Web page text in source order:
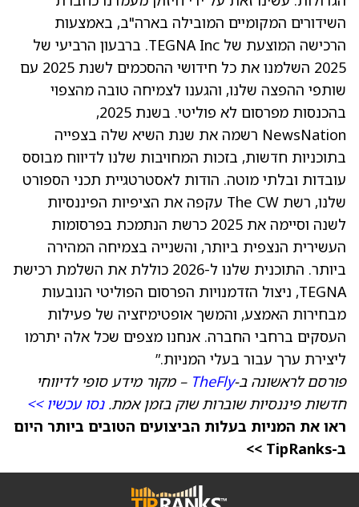
השידורים המקומיים המובילה בארה"ב, באמצעות
הרכישה המוצעת של TEGNA Inc. ברבעון הרביעי של
2025 השלמנו את כל חידושי ההסכמים לשנת 2025 עם
שותפי ההפצה שלנו, והגענו לצמיחה טובה מהצפוי
בהכנסות מפרסום לא פוליטי. בשנת 2025,
NewsNation רשמה את שנת השיא שלה בצפייה
בתוכניות חדשות, בזכות המחויבות שלנו לדיווח מבוסס
עובדות ובלתי מוטה. הודות לאסטרטגיית תכני הספורט
שלנו, רשת The CW עקפה את הציפיות הפיננסיות
לשנה וסיימה את 2025 כרשת הנתמכת בפרסומות
העשירית הנצפית ביותר, והשנייה בצמיחה המהירה
ביותר. התוכנית שלנו ל-2026 כוללת את השלמת רכישת
TEGNA, ניצול הזדמנויות הפרסום הפוליטי הנובעות
מבחירות האמצע, והמשך אופטימיזציה של פעילות
העסקים ברחבי החברה. אנחנו מצפים שכל אלה יתרמו
ליצירת ערך עבור בעלי המניות.”
פורסם לראשונה ב-TheFly – מקור מידע סופי לדיווחי
חדשות פיננסיות שוברות שוק בזמן אמת.נסו עכשיו >>
ראו את המניות בעלות הביצועים הטובים ביותר היום
ב-TipRanks >>